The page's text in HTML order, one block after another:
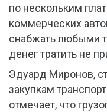
по нескольким
коммерческих
снабжать любыми
денег тратить не
Эдуард Миронов,
закупкам
отмечает, что